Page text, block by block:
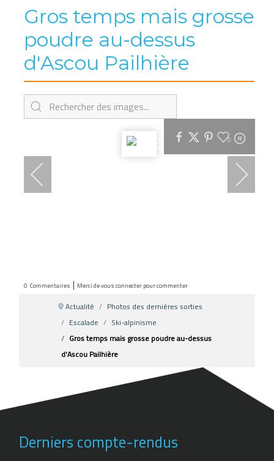
Gros temps mais grosse
poudre au-dessus
d'Ascou Pailhière
0
0 Commentaires | Merci de vous connecter pour commenter
Actualité
Photos des dernières sorties
Escalade
Ski-alpinisme
Gros temps mais grosse poudre au-dessus
d'Ascou Pailhière
Derniers compte-rendus